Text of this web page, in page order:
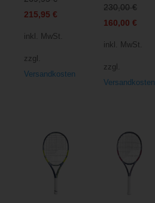
215,95€
inkl. MwSt.
zzgl.
Versandkosten
230,00€
160,00€
inkl. MwSt.
zzgl.
Versandkosten